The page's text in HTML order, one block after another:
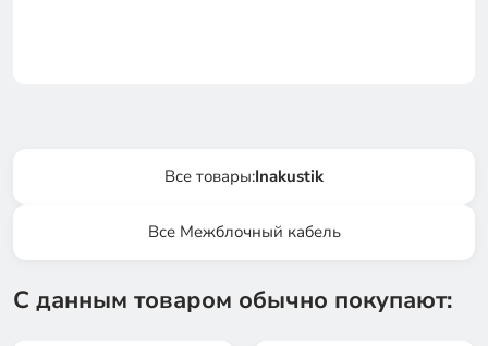
Все товары:Inakustik
Все Межблочный кабель
С данным товаром обычно покупают: